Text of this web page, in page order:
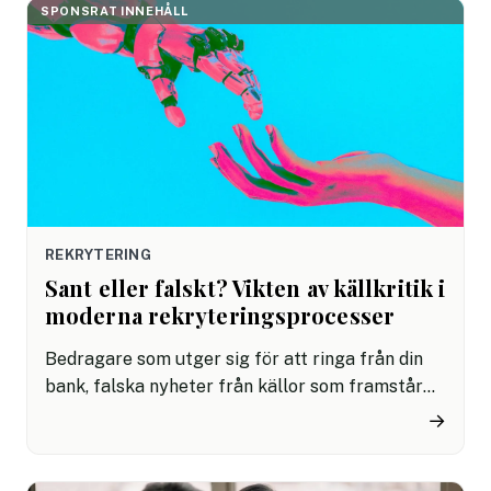
knapp och du behöver övertyga nyckelpersoner
om varför just din idé är rätt väg framåt?
SPONSRAT INNEHÅLL
REKRYTERING
Sant eller falskt? Vikten av källkritik i
moderna rekryteringsprocesser
Bedragare som utger sig för att ringa från din
bank, falska nyheter från källor som framstår
→